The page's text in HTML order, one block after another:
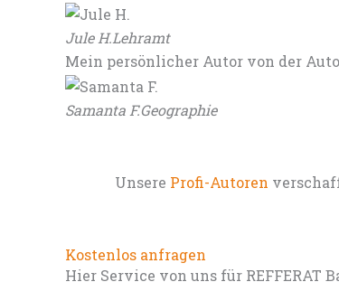
Jule H.Lehramt
Mein persönlicher Autor von der
Samanta F.Geographie
Unsere Profi-Autoren
Kostenlos anfragen
Hier Service von uns für REFFERAT